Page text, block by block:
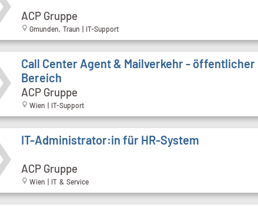
ACP Gruppe
Gmunden, Traun | IT-Support
Call Cen­ter Agent & Mailverkehr - öffentlicher
Bereich
ACP Gruppe
Wien | IT-Support
IT-Administrator:in für HR-System
ACP Gruppe
Wien | IT & Service